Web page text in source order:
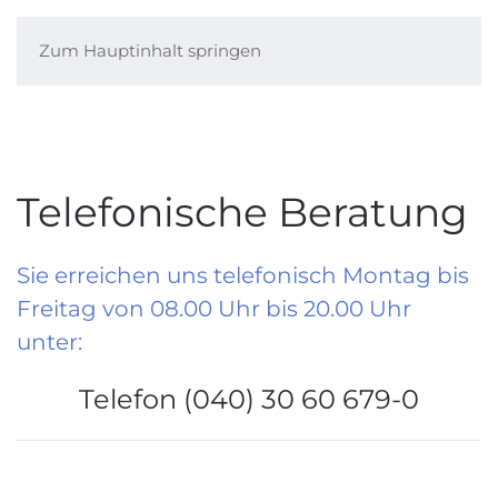
Zum Hauptinhalt springen
Telefonische Beratung
Sie erreichen uns telefonisch Montag bis
Freitag von 08.00 Uhr bis 20.00 Uhr
unter:
Telefon (040) 30 60 679-0